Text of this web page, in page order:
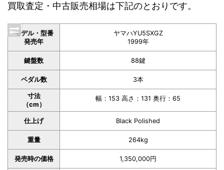
買取査定・中古販売相場は下記のとおりです。
モデル・型番
発売年
ヤマハYU5SXGZ
1999年
鍵盤数 88鍵
ペダル数 3本
寸法
（cm）
幅：153 高さ：131 奥行：65
仕上げ Black Polished
重量 264kg
発売時の価格 1,350,000円